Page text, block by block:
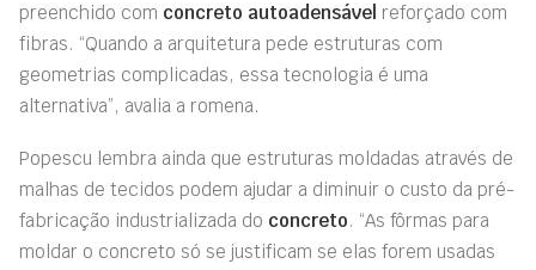
preenchido com concreto autoadensável reforçado com
fibras. “Quando a arquitetura pede estruturas com
geometrias complicadas, essa tecnologia é uma
alternativa”, avalia a romena.
Popescu lembra ainda que estruturas moldadas através de
malhas de tecidos podem ajudar a diminuir o custo da pré-
fabricação industrializada do concreto. “As fôrmas para
moldar o concreto só se justificam se elas forem usadas